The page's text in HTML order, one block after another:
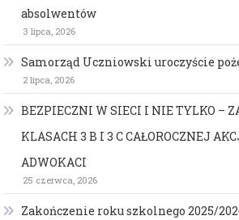
absolwentów
3 lipca, 2026
Samorząd Uczniowski uroczyście
2 lipca, 2026
BEZPIECZNI W SIECI I NIE TYLKO –
KLASACH 3 B I 3 C CAŁOROCZNEJ
ADWOKACI
25 czerwca, 2026
Zakończenie roku szkolnego 2025/